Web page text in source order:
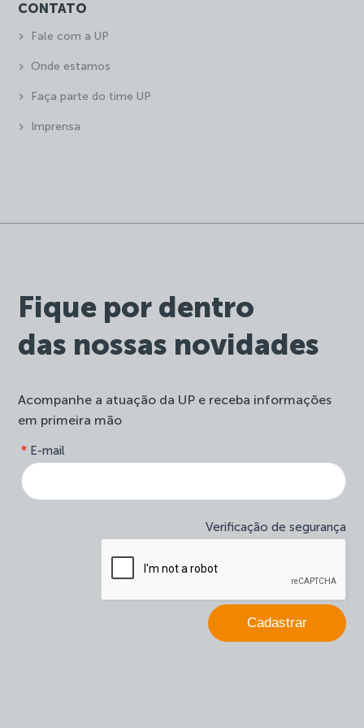
Fique por dentro
das nossas novidades
Acompanhe a atuação da UP e receba informações
em primeira mão
site-
newsletter
E-mail
*
Verificação de segurança
Cadastrar
você
é
humano,
este
campo
branco.
CONTATO
Fale com a UP
Onde estamos
Faça parte do time UP
Imprensa